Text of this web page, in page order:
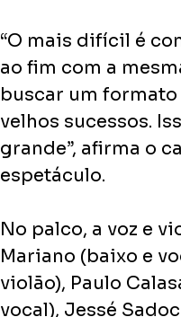
“O mais difícil é
ao fim com a
buscar um formato
velhos sucessos.
grande”, afirma o
espetáculo.
No palco, a voz e
Mariano (baixo e
violão), Paulo
vocal), Jessé